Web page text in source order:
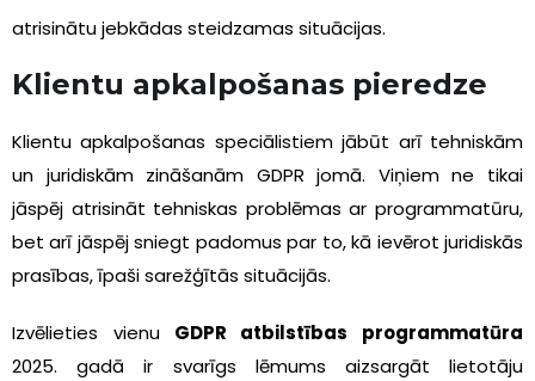
atrisinātu jebkādas steidzamas situācijas.
Klientu apkalpošanas pieredze
Klientu apkalpošanas speciālistiem jābūt arī tehniskām
un juridiskām zināšanām GDPR jomā. Viņiem ne tikai
jāspēj atrisināt tehniskas problēmas ar programmatūru,
bet arī jāspēj sniegt padomus par to, kā ievērot juridiskās
prasības, īpaši sarežģītās situācijās.
Izvēlieties vienuGDPR atbilstības programmatūra
2025. gadā ir svarīgs lēmums aizsargāt lietotāju